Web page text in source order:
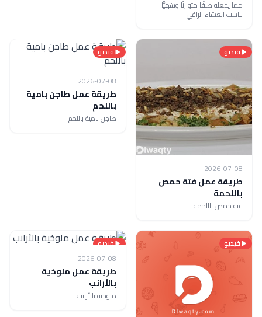
مما يجعله طبقًا متوازنًا وشهيًّا
يناسب العشاء الراقي
فيديو
2026-07-08
طريقة عمل فتة حمص
باللحمة
فتة حمص باللحمة
فيديو
2026-07-08
طريقة عمل طاجن بامية
باللحم
طاجن بامية باللحم
فيديو
فيديو
2026-07-08
طريقة عمل ملوخية
بالأرانب
ملوخية بالأرانب